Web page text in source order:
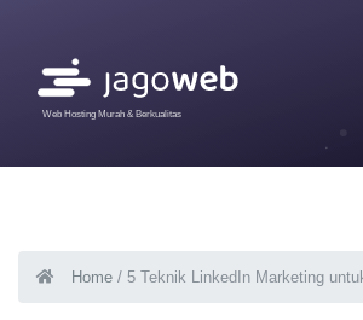
Web Hosting Murah & Berkualitas
Home / 5 Teknik LinkedIn Marketing